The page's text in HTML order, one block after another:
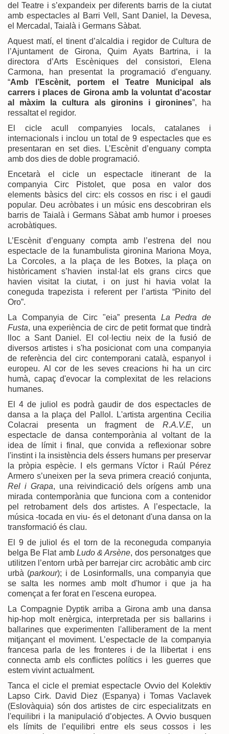
del Teatre i s’expandeix per diferents barris de la ciutat
amb espectacles al Barri Vell, Sant Daniel, la Devesa,
el Mercadal, Taialà i Germans Sàbat.
Aquest matí, el tinent d’alcaldia i regidor de Cultura de
l’Ajuntament de Girona, Quim Ayats Bartrina, i la
directora d’Arts Escèniques del consistori, Elena
Carmona, han presentat la programació d’enguany.
“Amb l’Escènit, portem el Teatre Municipal als
carrers i places de Girona amb la voluntat d'acostar
al màxim la cultura als gironins i gironines”, ha
ressaltat el regidor.
El cicle acull companyies locals, catalanes i
internacionals i inclou un total de 9 espectacles que es
presentaran en set dies. L’Escènit d’enguany compta
amb dos dies de doble programació.
Encetarà el cicle un espectacle itinerant de la
companyia Circ Pistolet, que posa en valor dos
elements bàsics del circ: els cossos en risc i el gaudi
popular. Deu acròbates i un músic ens descobriran els
barris de Taialà i Germans Sàbat amb humor i proeses
acrobàtiques.
L’Escènit d’enguany compta amb l’estrena del nou
espectacle de la funambulista gironina Mariona Moya,
La Corcoles, a la plaça de les Botxes, la plaça on
històricament s’havien instal·lat els grans circs que
havien visitat la ciutat, i on just hi havia volat la
coneguda trapezista i referent per l’artista “Pinito del
Oro”.
La Companyia de Circ "eia” presenta La Pedra de
Fusta, una experiència de circ de petit format que tindrà
lloc a Sant Daniel. El col·lectiu neix de la fusió de
diversos artistes i s'ha posicionat com una companyia
de referència del circ contemporani català, espanyol i
europeu. Al cor de les seves creacions hi ha un circ
humà, capaç d'evocar la complexitat de les relacions
humanes.
El 4 de juliol es podrà gaudir de dos espectacles de
dansa a la plaça del Pallol. L'artista argentina Cecilia
Colacrai presenta un fragment deR.A.V.E, un
espectacle de dansa contemporània al voltant de la
idea de límit i final, que convida a reflexionar sobre
l'instint i la insistència dels éssers humans per preservar
la pròpia espècie. I els germans Víctor i Raúl Pérez
Armero s’uneixen per la seva primera creació conjunta,
Rel i Grapa, una reivindicació dels orígens amb una
mirada contemporània que funciona com a contenidor
pel retrobament dels dos artistes. A l’espectacle, la
música -tocada en viu- és el detonant d'una dansa on la
transformació és clau.
El 9 de juliol és el torn de la reconeguda companyia
belga Be Flat amb Ludo & Arsène, dos personatges que
utilitzen l’entorn urbà per barrejar circ acrobàtic amb circ
urbà (parkour); i de Losinformalls, una companyia que
se salta les normes amb molt d'humor i que ja ha
començat a fer forat en l'escena europea.
La Compagnie Dyptik arriba a Girona amb una dansa
hip-hop molt enèrgica, interpretada per sis ballarins i
ballarines que experimenten l'alliberament de la ment
mitjançant el moviment. L’espectacle de la companyia
francesa parla de les fronteres i de la llibertat i ens
connecta amb els conflictes polítics i les guerres que
estem vivint actualment.
Tanca el cicle el premiat espectacle Ovvio del Kolektiv
Lapso Cirk. David Diez (Espanya) i Tomas Vaclavek
(Eslovàquia) són dos artistes de circ especialitzats en
l'equilibri i la manipulació d’objectes. A Ovvio busquen
els límits de l’equilibri entre els seus cossos i les